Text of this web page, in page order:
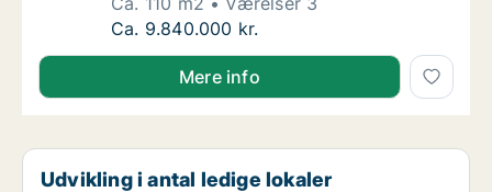
Ca. 110 m2 andelsbolig til salg på 1900
Ca. 9.840.000 kr.
Mere info
Udvikling i antal ledige lokaler